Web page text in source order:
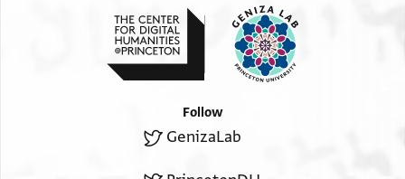
Follow
GenizaLab